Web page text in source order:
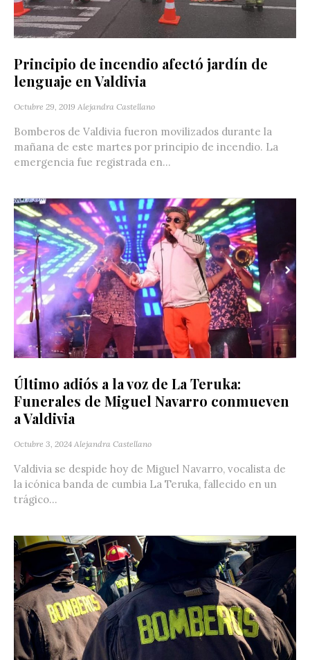
Principio de incendio afectó jardín de
lenguaje en Valdivia
Octubre 29, 2019 Alejandra Castellano
Bomberos de Valdivia fueron movilizados durante la
mañana de este martes por principio de incendio. La
emergencia fue registrada en...
Último adiós a la voz de La Teruka:
Funerales de Miguel Navarro conmueven
a Valdivia
Octubre 3, 2024 Alejandra Castellano
Valdivia se despide hoy de Miguel Navarro, vocalista de
la icónica banda de cumbia La Teruka, fallecido en un
trágico...